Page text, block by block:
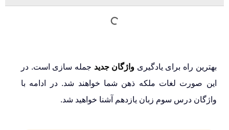
بهترین راه برای یادگیری واژگان جدید جمله سازی است. در
این صورت لغات ملکه ذهن شما خواهند شد. در ادامه با
واژگان درس سوم زبان یازدهم آشنا خواهید شد.